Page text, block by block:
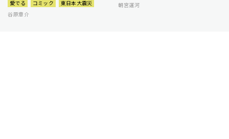
愛でる コミック
東日本大震災
谷原章介
朝宮運河